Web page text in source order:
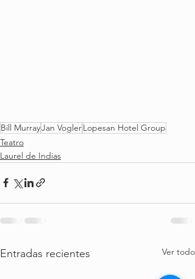
Bill MurrayJan VoglerLopesan Hotel Group
Teatro
Laurel de Indias
Entradas recientes Ver todo